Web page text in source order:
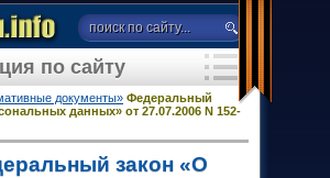
документы» Федеральный
данных» от 27.07.2006 N 152-
закон «О
по сайту